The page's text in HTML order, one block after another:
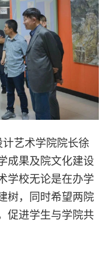
艺术学院院长徐
成果及院文化建设
学校无论是在办学
树，同时希望两院
促进学生与学院共